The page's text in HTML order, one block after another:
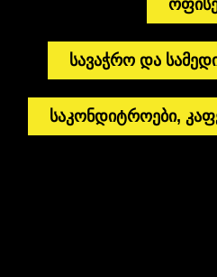
სავაჭრო და
საკონდიტროები,